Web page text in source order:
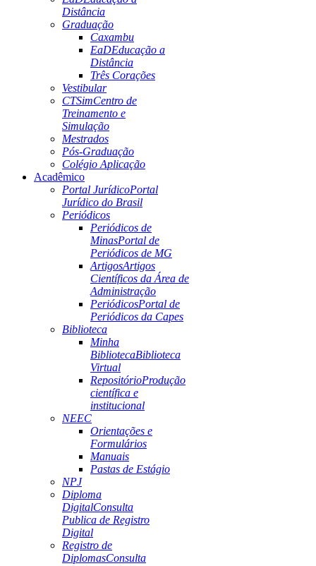
Distância
Graduação
Caxambu
EaDEducação a
Distância
Três Corações
Vestibular
CTSimCentro de
Treinamento e
Simulação
Mestrados
Pós-Graduação
Colégio Aplicação
Acadêmico
Portal JurídicoPortal
Jurídico do Brasil
Periódicos
Periódicos de
MinasPortal de
Periódicos de MG
ArtigosArtigos
Científicos da Área de
Administração
PeriódicosPortal de
Periódicos da Capes
Biblioteca
Minha
BibliotecaBiblioteca
Virtual
RepositórioProdução
científica e
institucional
NEEC
Orientações e
Formulários
Manuais
Pastas de Estágio
NPJ
Diploma
DigitalConsulta
Publica de Registro
Digital
Registro de
DiplomasConsulta